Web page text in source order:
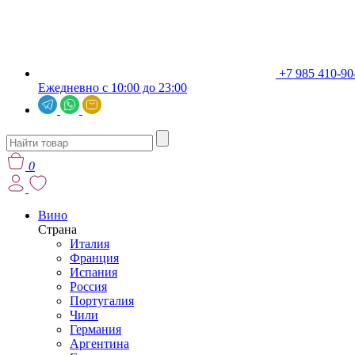
+7 985 410-
Ежедневно с 10:00 до 23:00
0
Вино
Страна
Италия
Франция
Испания
Россия
Португалия
Чили
Германия
Аргентина